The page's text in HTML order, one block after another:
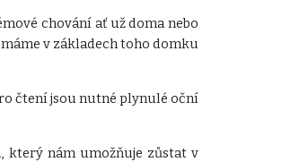
chování ať už doma nebo
v základech toho domku
čtení jsou nutné plynulé oční
který nám umožňuje zůstat v